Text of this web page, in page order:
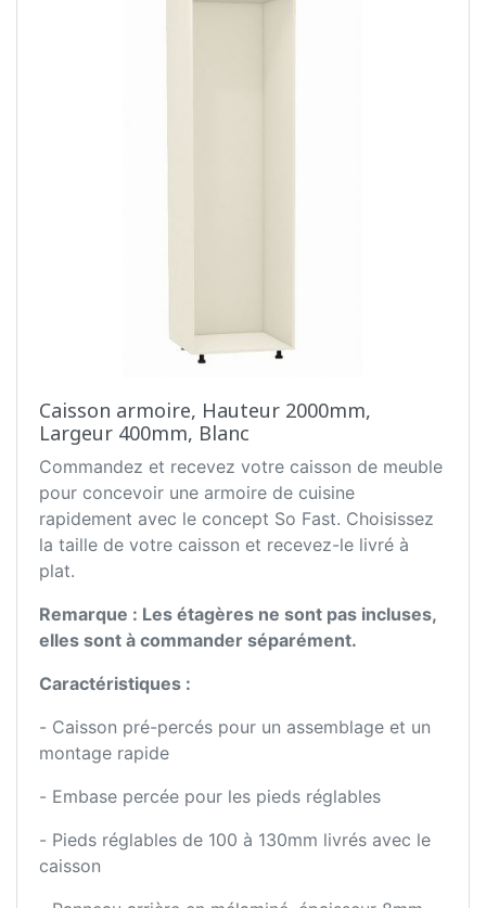
Caisson armoire, Hauteur 2000mm,
Largeur 400mm, Blanc
Commandez et recevez votre caisson de meuble
pour concevoir une armoire de cuisine
rapidement avec le concept So Fast. Choisissez
la taille de votre caisson et recevez-le livré à
plat.
Remarque : Les étagères ne sont pas incluses,
elles sont à commander séparément.
Caractéristiques :
- Caisson pré-percés pour un assemblage et un
montage rapide
- Embase percée pour les pieds réglables
- Pieds réglables de 100 à 130mm livrés avec le
caisson